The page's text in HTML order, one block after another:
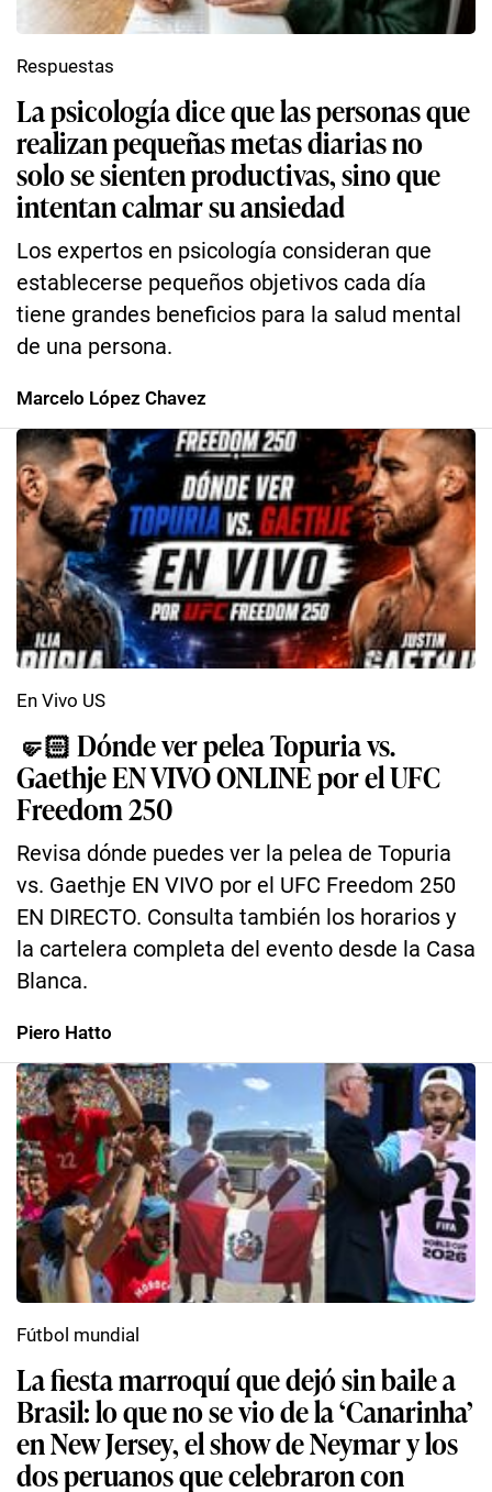
La psicología dice que las personas que
realizan pequeñas metas diarias no
solo se sienten productivas, sino que
intentan calmar su ansiedad
Los expertos en psicología consideran que
establecerse pequeños objetivos cada día
tiene grandes beneficios para la salud mental
de una persona.
Respuestas
Marcelo López Chavez
🤛🏻 Dónde ver pelea Topuria vs.
Gaethje EN VIVO ONLINE por el UFC
Freedom 250
Revisa dónde puedes ver la pelea de Topuria
vs. Gaethje EN VIVO por el UFC Freedom 250
EN DIRECTO. Consulta también los horarios y
la cartelera completa del evento desde la Casa
Blanca.
En Vivo US
Piero Hatto
La fiesta marroquí que dejó sin baile a
Brasil: lo que no se vio de la ‘Canarinha’
en New Jersey, el show de Neymar y los
dos peruanos que celebraron con
Fútbol mundial